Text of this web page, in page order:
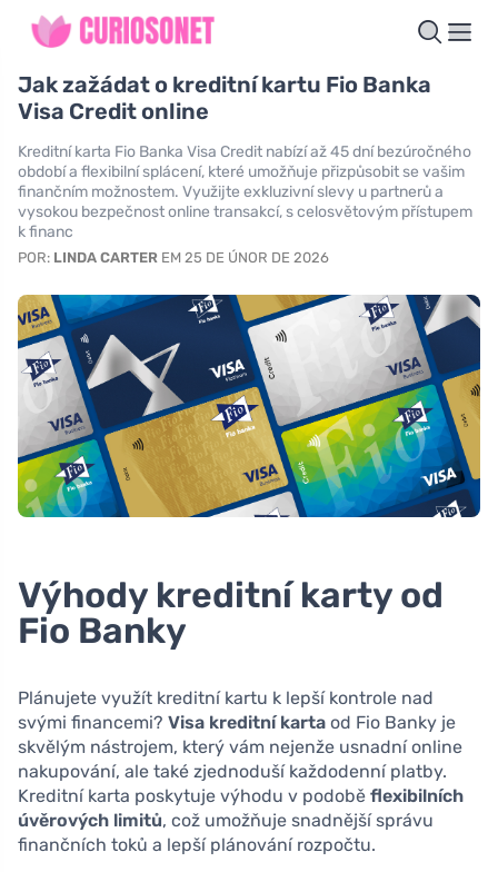
Jak zažádat o kreditní kartu Fio Banka
Visa Credit online
Kreditní karta Fio Banka Visa Credit nabízí až 45 dní bezúročného
období a flexibilní splácení, které umožňuje přizpůsobit se vašim
finančním možnostem. Využijte exkluzivní slevy u partnerů a
vysokou bezpečnost online transakcí, s celosvětovým přístupem
k financ
POR: LINDA CARTER EM 25 DE ÚNOR DE 2026
Výhody kreditní karty od
Fio Banky
Plánujete využít kreditní kartu k lepší kontrole nad
svými financemi? Visa kreditní karta od Fio Banky je
skvělým nástrojem, který vám nejenže usnadní online
nakupování, ale také zjednoduší každodenní platby.
Kreditní karta poskytuje výhodu v podobě flexibilních
úvěrových limitů, což umožňuje snadnější správu
finančních toků a lepší plánování rozpočtu.